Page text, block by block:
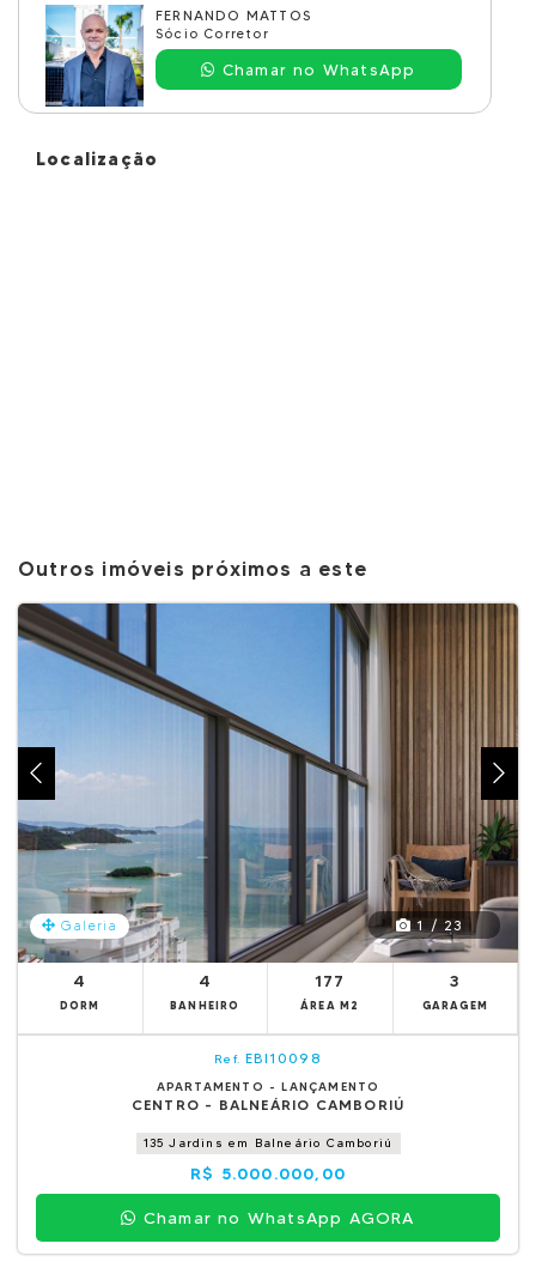
FERNANDO MATTOS
Sócio Corretor
Chamar no WhatsApp
Localização
Outros imóveis próximos a este
Galeria 1 / 23
4
DORM
4
BANHEIRO
177
ÁREA M2
3
GARAGEM
Ref. EBI10098
APARTAMENTO - LANÇAMENTO
CENTRO - BALNEÁRIO CAMBORIÚ
135 Jardins em Balneário Camboriú
R$ 5.000.000,00
Chamar no WhatsApp AGORA